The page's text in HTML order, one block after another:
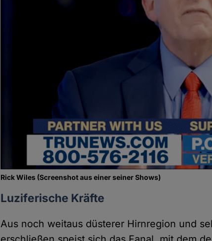
Rick Wiles (Screenshot aus einer seiner Shows)
Luziferische Kräfte
Aus noch weitaus düsterer Hirnregion und